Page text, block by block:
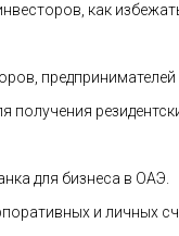
как
предпринимателей
для бизнеса в ОАЭ.
и личных